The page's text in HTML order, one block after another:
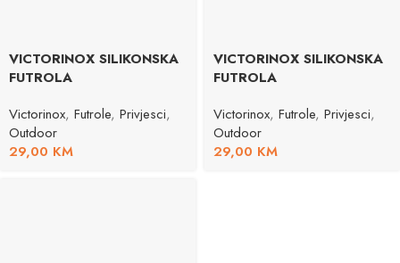
VICTORINOX SILIKONSKA
FUTROLA
Victorinox, Futrole, Privjesci,
Outdoor
29,00 KM
VICTORINOX SILIKONSKA
FUTROLA
Victorinox, Futrole, Privjesci,
Outdoor
29,00 KM